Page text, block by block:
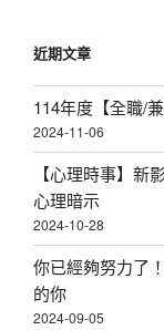
近期文章
114年度【全職/
2024-11-06
【心理時事】新
心理暗示
2024-10-28
你已經夠努力了
的你
2024-09-05